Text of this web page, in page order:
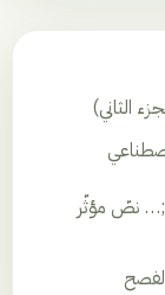
الثاني)
&quot;حكّموا الضمائر قبل فوات الأوان&quot;… نصّ مؤثّر